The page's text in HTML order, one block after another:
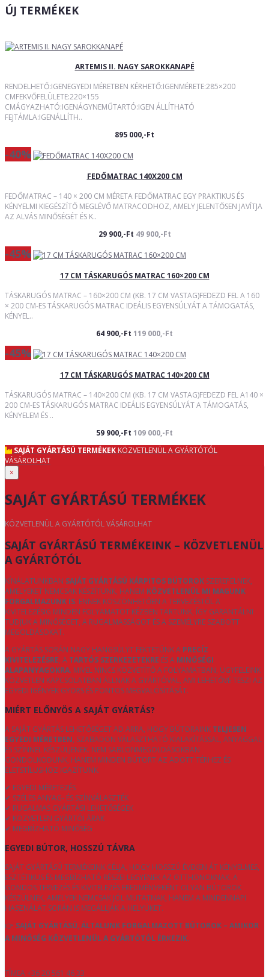
ÚJ TERMÉKEK
ARTEMIS II. NAGY SAROKKANAPÉ
RENDELHETŐ:IGENEGYEDI MÉRETBEN KÉRHETŐ:IGENMÉRETE:285×200
CMFEKVŐFELÜLETE:220×155
CMÁGYAZHATÓ:IGENÁGYNEMŰTARTÓ:IGEN ÁLLÍTHATÓ
FEJTÁMLA:IGENÁLLÍTH..
895 000,-Ft
-40%
FEDŐMATRAC 140X200 CM
FEDŐMATRAC – 140 × 200 CM MÉRETA FEDŐMATRAC EGY PRAKTIKUS ÉS
KÉNYELMI KIEGÉSZÍTŐ MEGLÉVŐ MATRACODHOZ, AMELY JELENTŐSEN JAVÍTJA
AZ ALVÁS MINŐSÉGÉT ÉS K..
29 900,-Ft 49 900,-Ft
-45%
17 CM TÁSKARUGÓS MATRAC 160×200 CM
TÁSKARUGÓS MATRAC – 160×200 CM (KB. 17 CM VASTAG)FEDEZD FEL A 160
× 200 CM-ES TÁSKARUGÓS MATRAC IDEÁLIS EGYENSÚLYÁT A TÁMOGATÁS,
KÉNYEL..
64 900,-Ft 119 000,-Ft
-45%
17 CM TÁSKARUGÓS MATRAC 140×200 CM
TÁSKARUGÓS MATRAC – 140×200 CM (KB. 17 CM VASTAG)FEDEZD FEL A140 ×
200 CM-ES TÁSKARUGÓS MATRAC IDEÁLIS EGYENSÚLYÁT A TÁMOGATÁS,
KÉNYELEM ÉS ..
59 900,-Ft 109 000,-Ft
SAJÁT GYÁRTÁSÚ TERMÉKEK KÖZVETLENÜL A GYÁRTÓTÓL
VÁSÁROLHAT
×
SAJÁT GYÁRTÁSÚ TERMÉKEK
KÖZVETLENÜL A GYÁRTÓTÓL VÁSÁROLHAT
SAJÁT GYÁRTÁSÚ TERMÉKEINK – KÖZVETLENÜL
A GYÁRTÓTÓL
KÍNÁLATUNKBAN SAJÁT GYÁRTÁSÚ KÁRPITOS BÚTOROK SZEREPELNEK,
AMELYEKET NEMCSAK KÉSZÍTÜNK, HANEM KÖZVETLENÜL MI MAGUNK
FORGALMAZUNK IS. ENNEK KÖSZÖNHETŐEN A TERVEZÉSTŐL A
KIVITELEZÉSIG MINDEN FOLYAMATOT KÉZBEN TARTUNK, ÍGY GARANTÁLNI
TUDJUK A MINŐSÉGET, A RUGALMASSÁGOT ÉS A SZEMÉLYRE SZABOTT
MEGOLDÁSOKAT.
A GYÁRTÁS SORÁN NAGY HANGSÚLYT FEKTETÜNK A PRECÍZ
KIVITELEZÉSRE, A TARTÓS SZERKEZETEKRE ÉS A MINŐSÉGI
ALAPANYAGOKRA. MIVEL NINCS KÖZVETÍTŐ A FOLYAMATBAN, ÜGYFELEINK
KÖZVETLEN KAPCSOLATBAN ÁLLNAK A GYÁRTÓVAL, AMI LEHETŐVÉ TESZI AZ
EGYEDI IGÉNYEK GYORS ÉS PONTOS MEGVALÓSÍTÁSÁT.
MIÉRT ELŐNYÖS A SAJÁT GYÁRTÁS?
A SAJÁT GYÁRTÁS LEHETŐSÉGET AD ARRA, HOGY BÚTORAINK TELJESEN
EGYEDI MÉRETBEN, SZABADON VÁLASZTHATÓ KIALAKÍTÁSSAL, ANYAGGAL
ÉS SZÍNNEL KÉSZÜLJENEK. NEM SABLONMEGOLDÁSOKBAN
GONDOLKODUNK, HANEM MINDEN BÚTORT AZ ADOTT TÉRHEZ ÉS
ÉLETSTÍLUSHOZ IGAZÍTUNK.
✔ EGYEDI MÉRETEZÉS
✔ SZÉLES ANYAG- ÉS SZÍNVÁLASZTÉK
✔ RUGALMAS GYÁRTÁSI LEHETŐSÉGEK
✔ KÖZVETLEN GYÁRTÓI ÁRAK
✔ MEGBÍZHATÓ MINŐSÉG
EGYEDI BÚTOR, HOSSZÚ TÁVRA
SAJÁT GYÁRTÁSÚ TERMÉKEINK CÉLJA, HOGY HOSSZÚ ÉVEKEN ÁT KÉNYELMES,
ESZTÉTIKUS ÉS MEGBÍZHATÓ RÉSZEI LEGYENEK AZ OTTHONOKNAK. A
GONDOS TERVEZÉS ÉS KIVITELEZÉS EREDMÉNYEKÉNT OLYAN BÚTOROK
KÉSZÜLNEK, AMELYEK NEMCSAK JÓL MUTATNAK, HANEM A MINDENNAPI
HASZNÁLAT SORÁN IS MEGÁLLJÁK A HELYÜKET.
👉 SAJÁT GYÁRTÁSÚ, ÁLTALUNK FORGALMAZOTT BÚTOROK – AMIKOR
A MINŐSÉG KÖZVETLENÜL A GYÁRTÓTÓL ÉRKEZIK.
TÍMEA +36 20 561 46 33